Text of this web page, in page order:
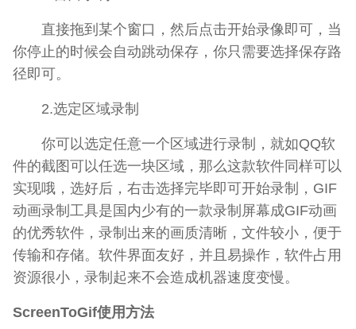
直接拖到某个窗口，然后点击开始录像即可，当
你停止的时候会自动跳动保存，你只需要选择保存路
径即可。
2.选定区域录制
你可以选定任意一个区域进行录制，就如QQ软
件的截图可以任选一块区域，那么这款软件同样可以
实现哦，选好后，右击选择完毕即可开始录制，GIF
动画录制工具是国内少有的一款录制屏幕成GIF动画
的优秀软件，录制出来的画质清晰，文件较小，便于
传输和存储。软件界面友好，并且易操作，软件占用
资源很小，录制起来不会造成机器速度变慢。
ScreenToGif使用方法